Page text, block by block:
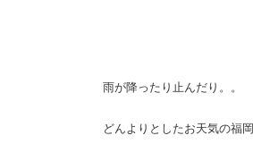
雨が降ったり止んだり。。
どんよりとしたお天気の福岡